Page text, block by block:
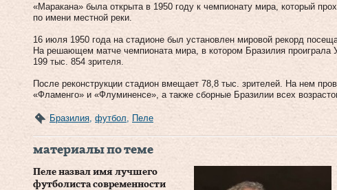
«Маракана» была открыта в 1950 году к чемпионату мира, который
по имени местной реки.
16 июля 1950 года на стадионе был установлен мировой рекорд
На решающем матче чемпионата мира, в котором Бразилия проиграла
199 тыс. 854 зрителя.
После реконструкции стадион вмещает 78,8 тыс. зрителей. На нем
«Фламенго» и «Флуминенсе», а также сборные Бразилии всех
Бразилия футбол Пеле
материалы по теме
Пеле назвал имя лучшего
футболиста современности